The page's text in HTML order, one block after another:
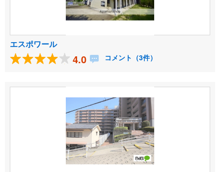
エスポワール
4.0 コメント（3件）